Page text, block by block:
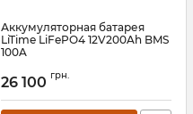
Аккумуляторная батарея
LiTime LiFePO4 12V200Ah BMS
100A
26 100 грн.